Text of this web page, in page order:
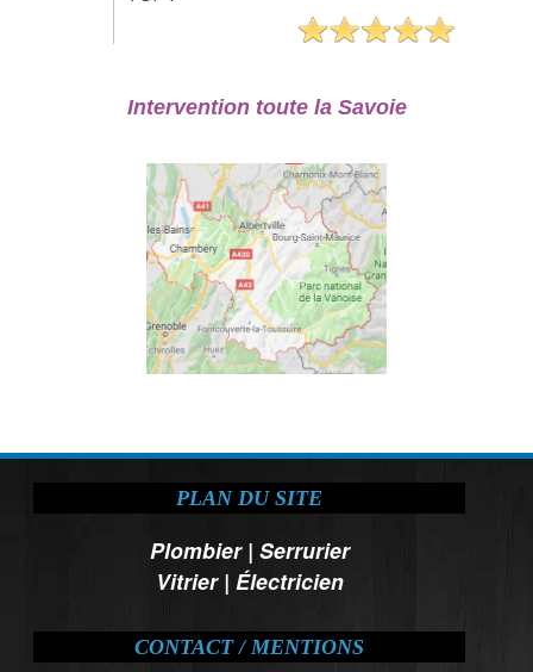
Intervention toute la Savoie
PLAN DU SITE
Plombier| Serrurier
Vitrier| Électricien
CONTACT / MENTIONS